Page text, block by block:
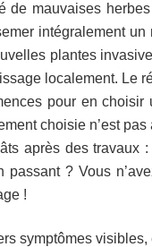
de mauvaises
intégralement
plantes
localement. Le
pour en
choisie n’est
après des travaux
passant ? Vous
!
symptômes